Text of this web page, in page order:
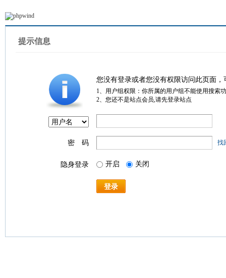
提示信息
您没有登录或者您没有权限访问此页面
1、用户组权限：你所属的用户组不能使用搜索
2、您还不是站点会员,请先登录站点
密 码 找
隐身登录 开启 关闭
登录